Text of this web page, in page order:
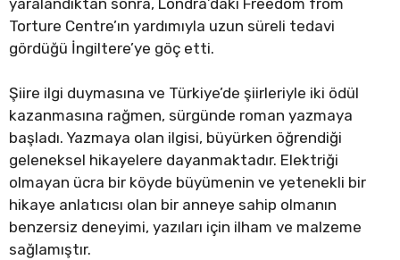
Torture Centre’ın yardımıyla uzun süreli tedavi
gördüğü İngiltere’ye göç etti.
Şiire ilgi duymasına ve Türkiye’de şiirleriyle iki ödül
kazanmasına rağmen, sürgünde roman yazmaya
başladı. Yazmaya olan ilgisi, büyürken öğrendiği
geleneksel hikayelere dayanmaktadır. Elektriği
olmayan ücra bir köyde büyümenin ve yetenekli bir
hikaye anlatıcısı olan bir anneye sahip olmanın
benzersiz deneyimi, yazıları için ilham ve malzeme
sağlamıştır.